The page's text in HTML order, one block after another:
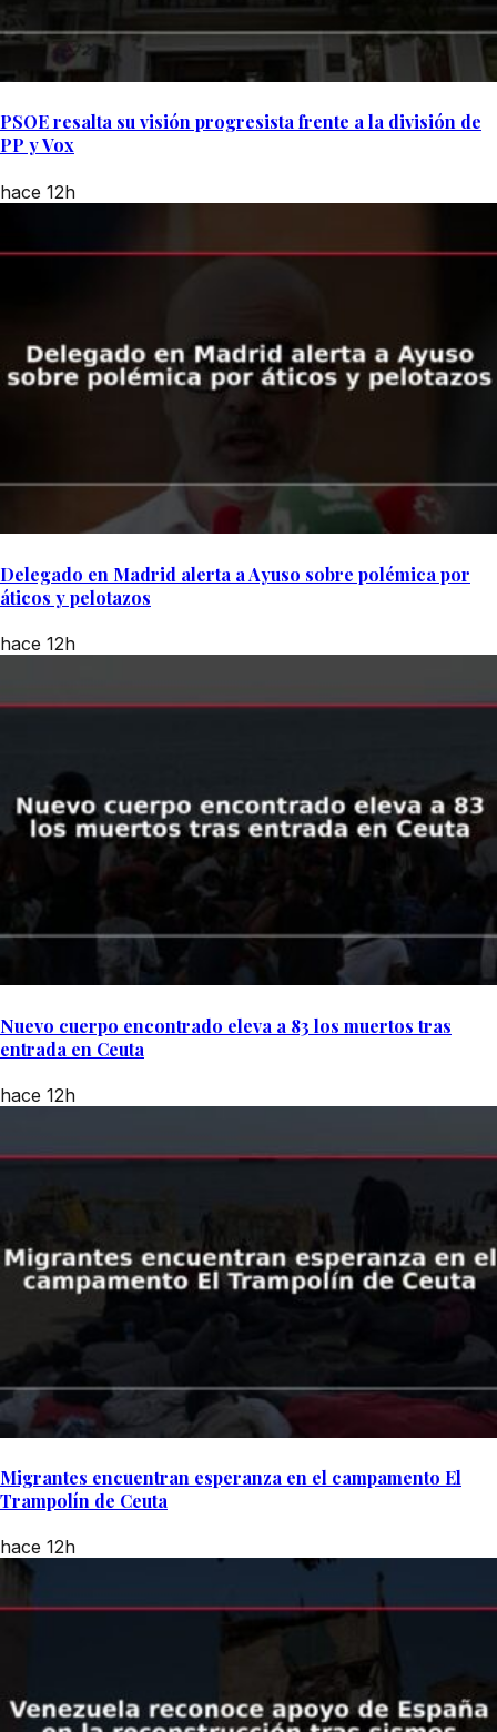
PSOE resalta su visión progresista frente a la división de
PP y Vox
hace 12h
Delegado en Madrid alerta a Ayuso sobre polémica por
áticos y pelotazos
hace 12h
Nuevo cuerpo encontrado eleva a 83 los muertos tras
entrada en Ceuta
hace 12h
Migrantes encuentran esperanza en el campamento El
Trampolín de Ceuta
hace 12h